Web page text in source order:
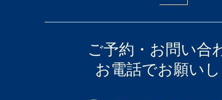
ご予約・お問い合
お電話でお願い